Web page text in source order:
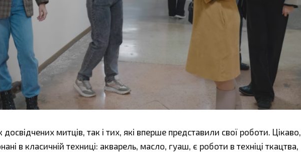
митців, так і тих, які вперше представили свої роботи. Цікаво,
в класичній техниці: акварель, масло, гуаш, є роботи в техніці ткацтва,